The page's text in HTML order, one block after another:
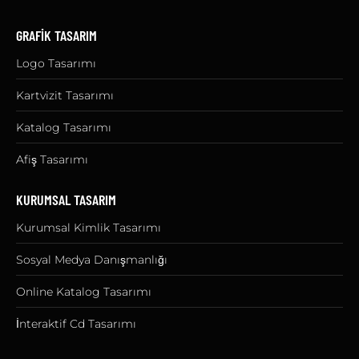
GRAFİK TASARIM
Logo Tasarımı
Kartvizit Tasarımı
Katalog Tasarımı
Afiş Tasarımı
KURUMSAL TASARIM
Kurumsal Kimlik Tasarımı
Sosyal Medya Danışmanlığı
Online Katalog Tasarımı
İnteraktif Cd Tasarımı